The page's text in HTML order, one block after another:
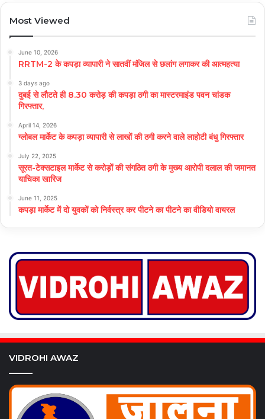
Most Viewed
June 10, 2026
RRTM-2 के कपड़ा व्यापारी ने सातवीं मंजिल से छलांग लगाकर की आत्महत्या
3 days ago
दुबई से लौटते ही 8.30 करोड़ की कपड़ा ठगी का मास्टरमाइंड पवन चांडक
गिरफ्तार,
April 14, 2026
ग्लोबल मार्केट के कपड़ा व्यापारी से लाखों की ठगी करने वाले लाहोटी बंधु गिरफ्तार
July 22, 2025
सूरत-टेक्सटाइल मार्केट से करोड़ों की संगठित ठगी के मुख्य आरोपी दलाल की जमानत
याचिका खारिज
June 11, 2025
कपड़ा मार्केट में दो युवकों को निर्वस्त्र कर पीटने का पीटने का वीडियो वायरल
VIDROHI AWAZ